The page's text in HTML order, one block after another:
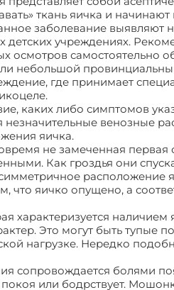
ткань яичка и
заболевание
учреждениях.
осмотров самостоятельно
небольшой
где принимает
каких либо симптомов
незначительные венозные
яичка.
не замеченная первая
Как гроздья они
расположение
что яичко опущено, а
характеризуется
Это могут быть тупые
нагрузке. Нередко
сопровождается болями
или бодрствует.